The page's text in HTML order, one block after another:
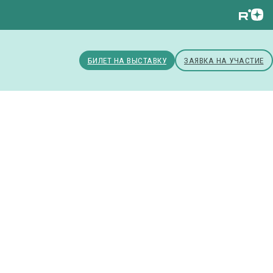
БИЛЕТ НА ВЫСТАВКУ ЗАЯВКА НА УЧАСТИЕ